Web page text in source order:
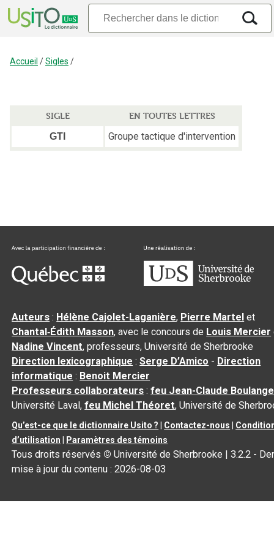
Accueil /Sigles /
SIGLE
EN TOUTES LETTRES
GTI
Groupe tactique d'intervention
Auteurs : Hélène Cajolet-Laganière, Pierre Martel et
Chantal‑Édith Masson, avec le concours de Louis Mercier
Nadine Vincent, professeurs, Université de Sherbrooke
Direction lexicographique :Serge D’Amico - Direction
informatique : Benoit Mercier
Professeurs collaborateurs :feu Jean-Claude
Université Laval,feu Michel Théoret, Université de
Qu’est-ce que le dictionnaire Usito ? Contactez-nous
d’utilisation
Paramètres des témoins
Tous droits réservés © Université de Sherbrooke |3.2.2 -
mise à jour du contenu :2026-08-03